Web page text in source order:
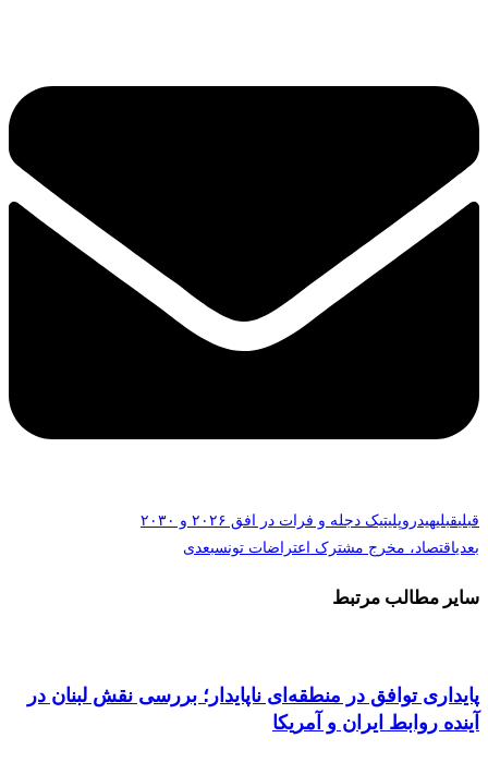
قبلیقبلیهیدروپلیتیک دجله و فرات در افق ۲۰۲۶ و ۲۰۳۰
بعدیاقتصاد، مخرج مشترک اعتراضات تونسبعدی
سایر مطالب مرتبط
پایداری توافق در منطقه‌ای ناپایدار؛ بررسی نقش لبنان در
آینده روابط ایران و آمریکا